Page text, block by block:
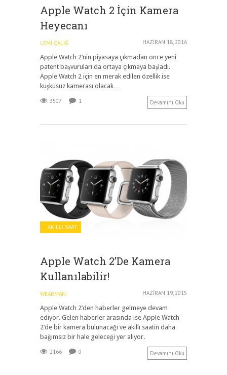
Apple Watch 2 İçin Kamera
Heyecanı
LEMI ÇALIĞ HAZIRAN 18, 2016
Apple Watch 2’nin piyasaya çıkmadan önce yeni
patent başvuruları da ortaya çıkmaya başladı.
Apple Watch 2 için en merak edilen özellik ise
kuşkusuz kamerası olacak…
3507 1 Devamını Oku
AKILLI SAAT
Apple Watch 2’de Kamera
Kullanılabilir!
WEARMAN HAZIRAN 19, 2015
Apple Watch 2’den haberler gelmeye devam
ediyor. Gelen haberler arasında ise Apple Watch
2’de bir kamera bulunacağı ve akıllı saatin daha
bağımsız bir hale geleceği yer alıyor.
2166 0 Devamını Oku